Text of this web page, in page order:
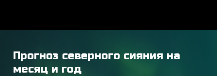
Прогноз северного сияния на
месяц и год